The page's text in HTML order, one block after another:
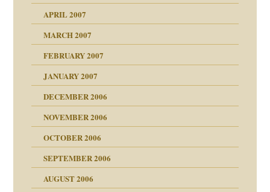
voller Absicht!"
APRIL 2007
MARCH 2007
FEBRUARY 2007
JANUARY 2007
DECEMBER 2006
NOVEMBER 2006
OCTOBER 2006
SEPTEMBER 2006
AUGUST 2006